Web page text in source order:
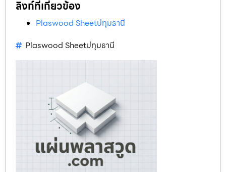
ลิงก์ที่เกี่ยวข้อง
Plaswood Sheetปทุมธานี
Plaswood Sheetปทุมธานี